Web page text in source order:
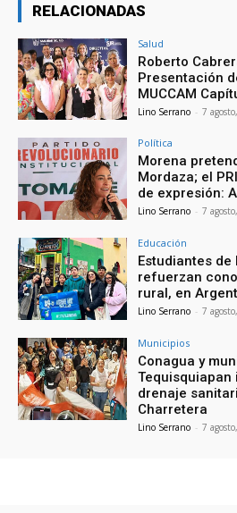
RELACIONADAS
Salud
Roberto
Presentación
MUCCAM
Lino Serrano - 7
Política
Morena
Mordaza; el
de expresión:
Lino Serrano - 7
Educación
Estudiantes de
refuerzan
rural, en
Lino Serrano - 7
Municipios
Conagua y
drenaje
Charretera
Lino Serrano - 7